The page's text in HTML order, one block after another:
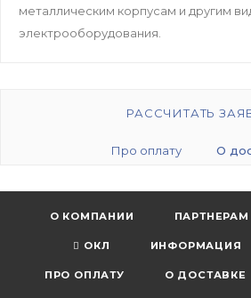
металлическим корпусам и другим
электрооборудования.
РАССЧИТАТЬ
Про оплату О
О КОМПАНИИ ПАРТНЕРАМ
ОКЛ ИНФОРМАЦИЯ
ПРО ОПЛАТУ О ДОСТАВКЕ